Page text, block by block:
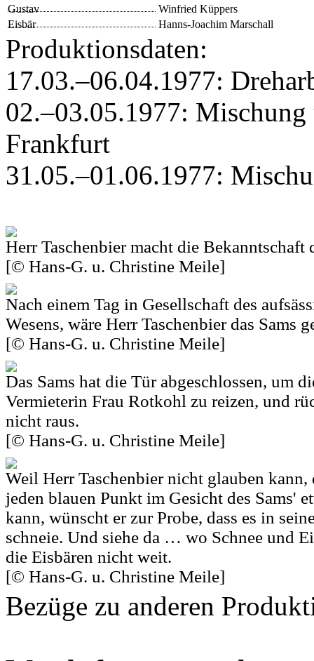
Gustav
Winfried Küppers
Eisbär
Hanns-Joachim Marschall
Produktionsdaten:
17.03.–06.04.1977:
02.–03.05.1977: Mischung
Frankfurt
31.05.–01.06.1977:
Herr Taschenbier macht die Bekanntschaft
[© Hans-G. u. Christine Meile]
Nach einem Tag in Gesellschaft des
Wesens, wäre Herr Taschenbier das Sams
[© Hans-G. u. Christine Meile]
Das Sams hat die Tür abgeschlossen, um
Vermieterin Frau Rotkohl zu reizen, und
nicht raus.
[© Hans-G. u. Christine Meile]
Weil Herr Taschenbier nicht glauben kann,
jeden blauen Punkt im Gesicht des Sams'
kann, wünscht er zur Probe, dass es in
schneie. Und siehe da … wo Schnee und
die Eisbären nicht weit.
[© Hans-G. u. Christine Meile]
Bezüge zu anderen